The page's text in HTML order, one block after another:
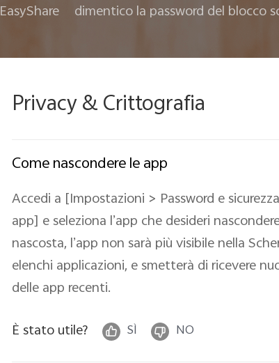
EasyShare dimentico la password del blocco
Privacy & Crittografia
Come nascondere le app
Accedi a [Impostazioni > Password e
app] e seleziona l’app che desideri
nascosta, l’app non sarà più visibile nella
elenchi applicazioni, e smetterà di ricevere
delle app recenti.
È stato utile?
SÌ NO